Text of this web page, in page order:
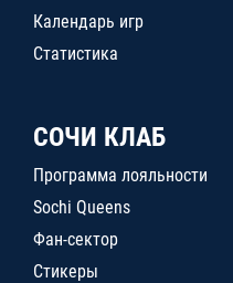
Календарь игр
Статистика
СОЧИ КЛАБ
Программа лояльности
Sochi Queens
Фан-сектор
Стикеры